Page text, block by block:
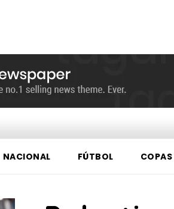
NACIONAL FÚTBOL